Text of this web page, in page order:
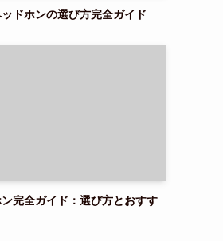
ドホンの選び方完全ガイド
完全ガイド：選び方とおすす